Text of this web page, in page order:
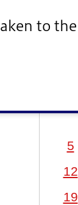
to the
5
12
19